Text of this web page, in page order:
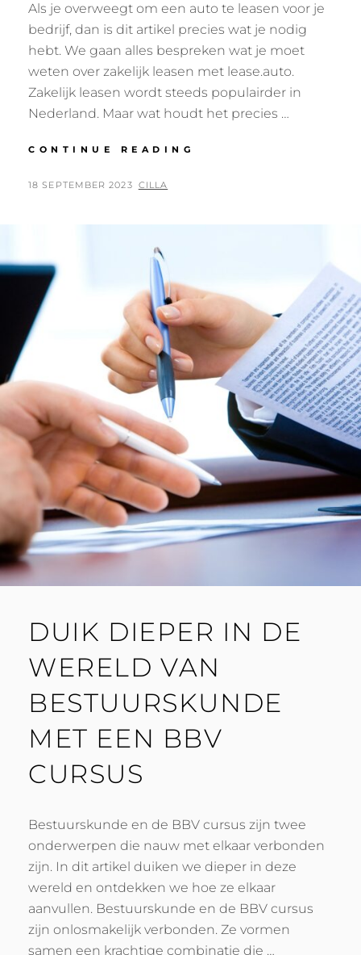
Als je overweegt om een auto te leasen voor je
bedrijf, dan is dit artikel precies wat je nodig
hebt. We gaan alles bespreken wat je moet
weten over zakelijk leasen met lease.auto.
Zakelijk leasen wordt steeds populairder in
Nederland. Maar wat houdt het precies …
CONTINUE READING
LEASE.AUTO
POSTED
18 SEPTEMBER 2023 BY
CILLA
DUIK DIEPER IN DE
WERELD VAN
BESTUURSKUNDE
MET EEN BBV
CURSUS
Bestuurskunde en de BBV cursus zijn twee
onderwerpen die nauw met elkaar verbonden
zijn. In dit artikel duiken we dieper in deze
wereld en ontdekken we hoe ze elkaar
aanvullen. Bestuurskunde en de BBV cursus
zijn onlosmakelijk verbonden. Ze vormen
samen een krachtige combinatie die …